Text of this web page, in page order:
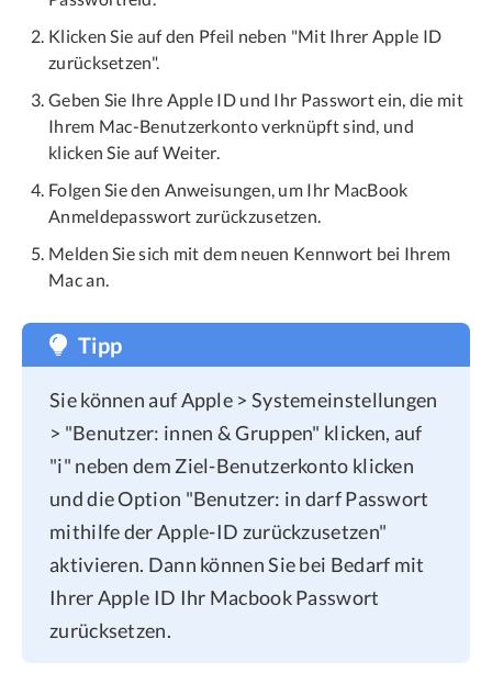
Klicken Sie auf den Pfeil neben "Mit Ihrer Apple ID
zurücksetzen".
Geben Sie Ihre Apple ID und Ihr Passwort ein, die mit
Ihrem Mac-Benutzerkonto verknüpft sind, und
klicken Sie auf Weiter.
Folgen Sie den Anweisungen, um Ihr MacBook
Anmeldepasswort zurückzusetzen.
Melden Sie sich mit dem neuen Kennwort bei Ihrem
Mac an.
Tipp
Sie können auf Apple > Systemeinstellungen
> "Benutzer: innen & Gruppen" klicken, auf
"i" neben dem Ziel-Benutzerkonto klicken
und die Option "Benutzer: in darf Passwort
mithilfe der Apple-ID zurückzusetzen"
aktivieren. Dann können Sie bei Bedarf mit
Ihrer Apple ID Ihr Macbook Passwort
zurücksetzen.